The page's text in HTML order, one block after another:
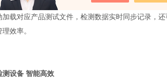
载对应产品测试文件，检测数据实时同步记录，
效率。
测设备 智能高效